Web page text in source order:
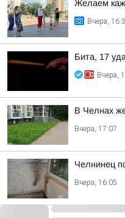
Желаем
Вчера,
Бита, 17
Вчера,
В Челнах
Вчера, 17:07
Челнинец
Вчера, 16:05